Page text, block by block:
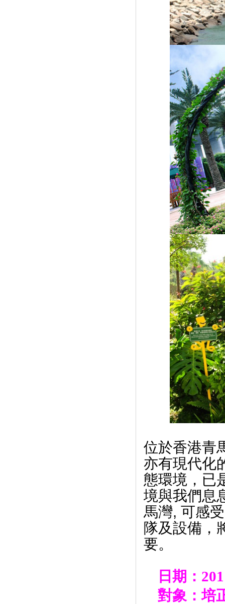
位於香港青
亦有現代化
態環境，已
境與我們息
馬灣, 可感
隊及設備，
要。
日期：
對象：培